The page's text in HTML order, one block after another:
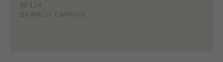
#E124
BRANCO CANVAS